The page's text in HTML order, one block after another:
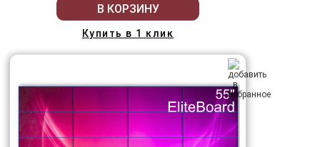
В КОРЗИНУ
Купить в 1 клик